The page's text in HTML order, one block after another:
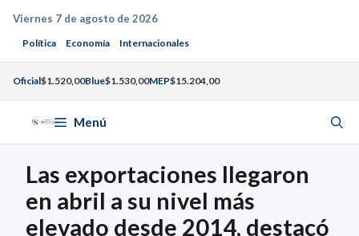
Saltar
contenido
Viernes 7 de agosto de 2026
Política Economía Internacionales
Oficial$1.520,00Blue$1.530,00MEP$15.204,00
Menú
Las exportaciones llegaron
en abril a su nivel más
elevado desde 2014, destacó